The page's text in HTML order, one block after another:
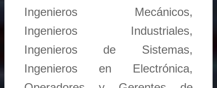
Ingenieros Mecánicos,
Ingenieros Industriales,
Ingenieros de Sistemas,
Ingenieros en Electrónica,